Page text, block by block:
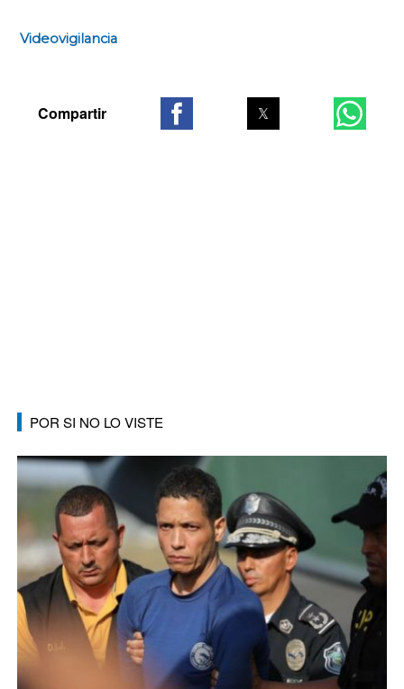
Videovigilancia
POR SI NO LO VISTE